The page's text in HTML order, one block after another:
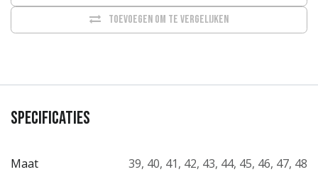
Toevoegen om te vergelijken
Specificaties
Maat 39, 40, 41, 42, 43, 44, 45, 46, 47, 48